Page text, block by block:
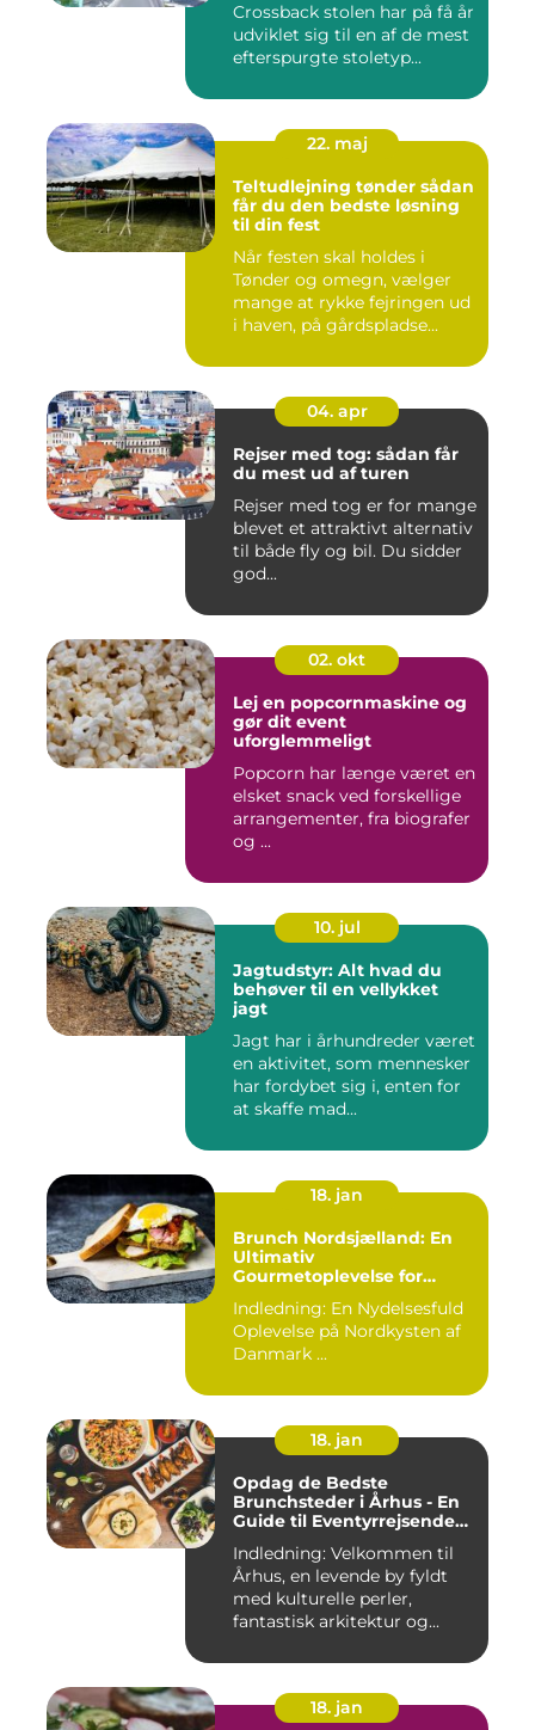
Crossback stolen har på få år
udviklet sig til en af de mest
efterspurgte stoletyp...
22. maj
Teltudlejning tønder sådan
får du den bedste løsning
til din fest
Når festen skal holdes i
Tønder og omegn, vælger
mange at rykke fejringen ud
i haven, på gårdspladse...
04. apr
Rejser med tog: sådan får
du mest ud af turen
Rejser med tog er for mange
blevet et attraktivt alternativ
til både fly og bil. Du sidder
god...
02. okt
Lej en popcornmaskine og
gør dit event
uforglemmeligt
Popcorn har længe været en
elsket snack ved forskellige
arrangementer, fra biografer
og ...
10. jul
Jagtudstyr: Alt hvad du
behøver til en vellykket
jagt
Jagt har i århundreder været
en aktivitet, som mennesker
har fordybet sig i, enten for
at skaffe mad...
18. jan
Brunch Nordsjælland: En
Ultimativ
Gourmetoplevelse for
Backpackere
Indledning: En Nydelsesfuld
Oplevelse på Nordkysten af
Danmark ...
18. jan
Opdag de Bedste
Brunchsteder i Århus - En
Guide til Eventyrrejsende
Indledning: Velkommen til
Århus, en levende by fyldt
med kulturelle perler,
fantastisk arkitektur og...
18. jan